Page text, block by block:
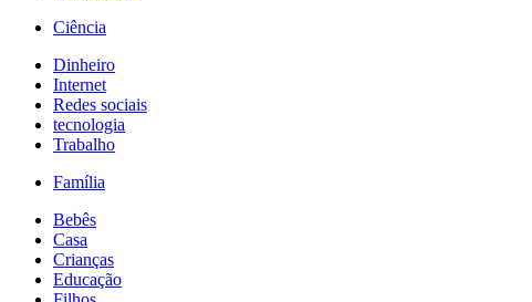
Ciência
Dinheiro
Internet
Redes sociais
tecnologia
Trabalho
Família
Bebês
Casa
Crianças
Educação